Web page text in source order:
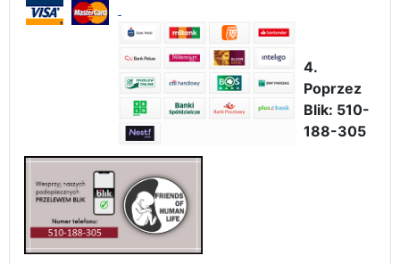
4.
Poprzez
Blik: 510-
188-305